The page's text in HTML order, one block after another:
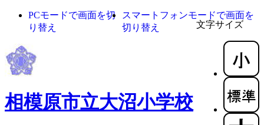
文字サイズ
PCモードで画面を切
り替え
スマートフォンモードで画面を
切り替え
相模原市立大沼小学校